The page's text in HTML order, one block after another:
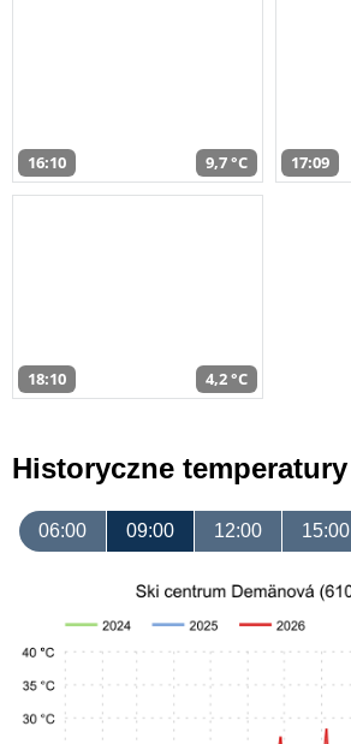
16:10 9,7 °C 17:09
18:10 4,2 °C
Historyczne temperatury
06:00 09:00 12:00 15:00